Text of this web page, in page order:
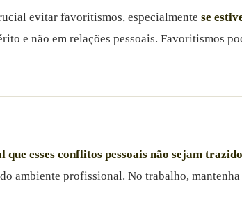
evitar favoritismos, especialmente se
e não em relações pessoais. Favoritismos
que esses conflitos pessoais não sejam
ambiente profissional. No trabalho,